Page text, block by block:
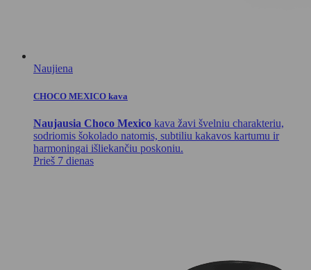
Naujiena
CHOCO MEXICO kava
Naujausia Choco Mexico kava žavi švelniu charakteriu,
sodriomis šokolado natomis, subtiliu kakavos kartumu ir
harmoningai išliekančiu poskoniu.
Prieš 7 dienas